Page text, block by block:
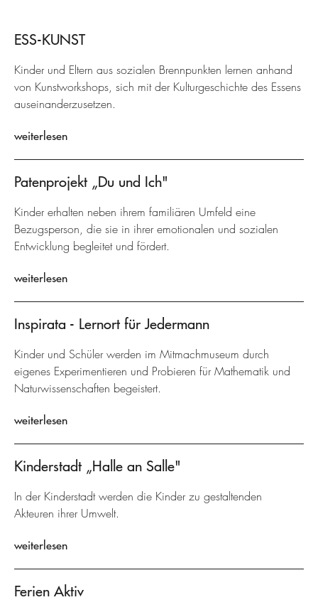
ESS-KUNST
Kinder und Eltern aus sozialen Brennpunkten lernen anhand
von Kunstworkshops, sich mit der Kulturgeschichte des Essens
auseinanderzusetzen.
weiterlesen
Patenprojekt „Du und Ich"
Kinder erhalten neben ihrem familiären Umfeld eine
Bezugsperson, die sie in ihrer emotionalen und sozialen
Entwicklung begleitet und fördert.
weiterlesen
Inspirata - Lernort für Jedermann
Kinder und Schüler werden im Mitmachmuseum durch
eigenes Experimentieren und Probieren für Mathematik und
Naturwissenschaften begeistert.
weiterlesen
Kinderstadt „Halle an Salle"
In der Kinderstadt werden die Kinder zu gestaltenden
Akteuren ihrer Umwelt.
weiterlesen
Ferien Aktiv